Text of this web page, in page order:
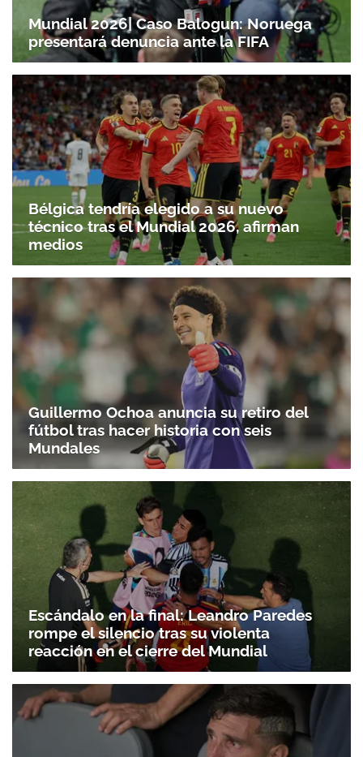
Mundial 2026| Caso Balogun: Noruega
presentará denuncia ante la FIFA
Bélgica tendría elegido a su nuevo
técnico tras el Mundial 2026, afirman
medios
Guillermo Ochoa anuncia su retiro del
fútbol tras hacer historia con seis
Mundales
Escándalo en la final: Leandro Paredes
rompe el silencio tras su violenta
reacción en el cierre del Mundial